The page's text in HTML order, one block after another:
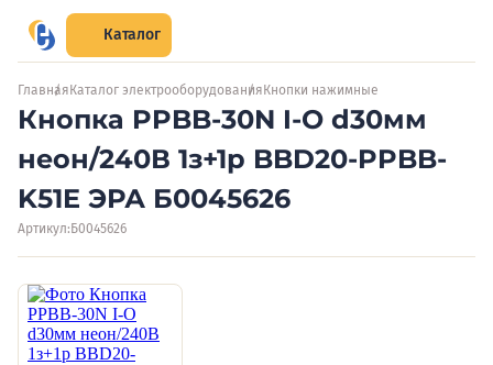
Каталог
Главная Каталог электрооборудования Кнопки нажимные
Кнопка PPBB-30N I-O d30мм
неон/240В 1з+1р BBD20-PPBB-
K51E ЭРА Б0045626
Артикул: Б0045626